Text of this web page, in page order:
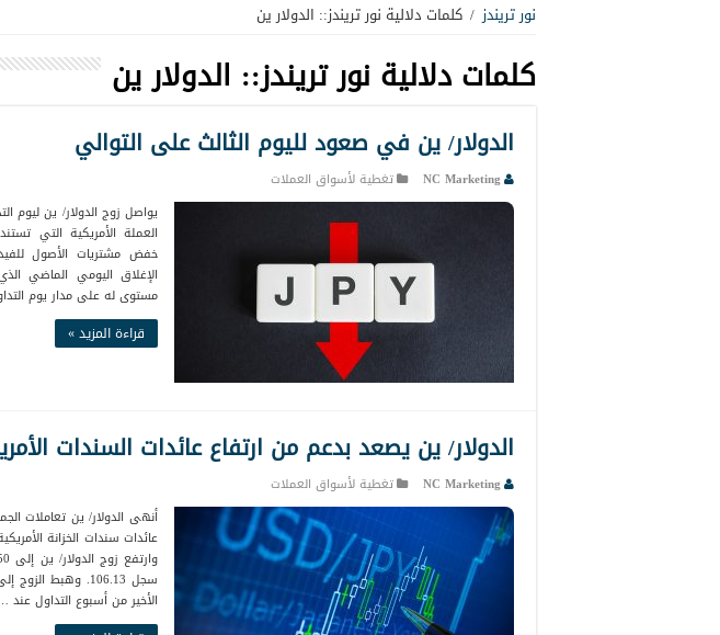
نور تريندز / كلمات دلالية نور تريندز:: الدولار ين
كلمات دلالية نور تريندز:: الدولار ين
الدولار/ ين في صعود لليوم الثالث على التوالي
NC Marketing
تغطية لأسواق العملات
يواصل زوج الدولار/ ين ليوم
العملة الأمريكية التي
مستوى له على مدار يوم التداول
قراءة المزيد »
الدولار/ ين يصعد بدعم من ارتفاع عائدات السندات
NC Marketing
تغطية لأسواق العملات
أنهى الدولار/ ين تعاملات
عائدات سندات الخزانة
سجل 106.13. وهبط
الأخير من أسبوع التداول عند